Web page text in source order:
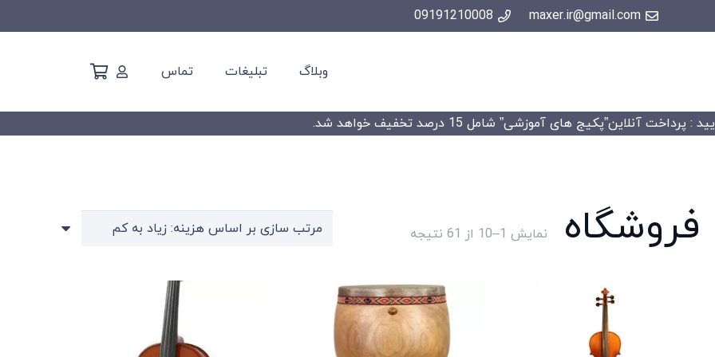
maxer.ir@gmail.com
09191210008
وبلاگ تبلیغات تماس
: پرداخت آنلاین”پکیج های آموزشی” شامل 15 درصد تخفیف خواهد شد.
فروشگاه نمایش 1–10 از 61 نتیجه
Sorted
high
to
low